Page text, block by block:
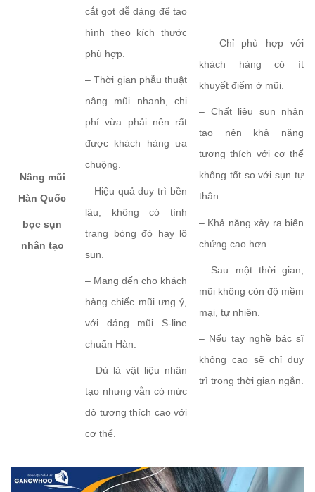
Nâng mũi
Hàn Quốc
bọc sụn
nhân tạo
cắt gọt dễ dàng để tạo
hình theo kích thước
phù hợp.
– Thời gian phẫu thuật
nâng mũi nhanh, chi
phí vừa phải nên rất
được khách hàng ưa
chuộng.
– Hiệu quả duy trì bền
lâu, không có tình
trạng bóng đỏ hay lộ
sụn.
– Mang đến cho khách
hàng chiếc mũi ưng ý,
với dáng mũi S-line
chuẩn Hàn.
– Dù là vật liệu nhân
tạo nhưng vẫn có mức
độ tương thích cao với
cơ thể.
– Chỉ phù hợp với
khách hàng có ít
khuyết điểm ở mũi.
– Chất liệu sụn nhân
tạo nên khả năng
tương thích với cơ thể
không tốt so với sụn tự
thân.
– Khả năng xảy ra biến
chứng cao hơn.
– Sau một thời gian,
mũi không còn độ mềm
mại, tự nhiên.
– Nếu tay nghề bác sĩ
không cao sẽ chỉ duy
trì trong thời gian ngắn.